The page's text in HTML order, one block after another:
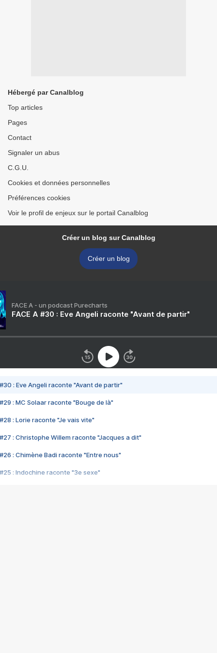
Hébergé par Canalblog
Top articles
Pages
Contact
Signaler un abus
C.G.U.
Cookies et données personnelles
Préférences cookies
Voir le profil de enjeux sur le portail Canalblog
Créer un blog sur Canalblog
Créer un blog
FACE A - un podcast Purecharts
FACE A #30 : Eve Angeli raconte "Avant de partir"
#30 : Eve Angeli raconte "Avant de partir"
#29 : MC Solaar raconte "Bouge de là"
#28 : Lorie raconte "Je vais vite"
#27 : Christophe Willem raconte "Jacques a dit"
#26 : Chimène Badi raconte "Entre nous"
#25 : Indochine raconte "3e sexe"